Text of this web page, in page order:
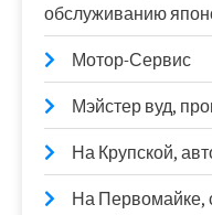
обслуживанию
Мотор-Сервис
Мэйстер вуд,
На Крупской,
На Первомайке,